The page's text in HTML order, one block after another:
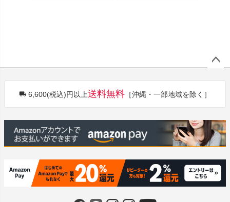
へ
6,600(税込)円以上送料無料 ［沖縄・一部地域を除く］